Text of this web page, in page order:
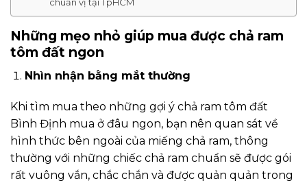
Những mẹo nhỏ giúp mua được chả ram
tôm đất ngon
Nhìn nhận bằng mắt thường
Khi tìm mua theo những gợi ý chả ram tôm đất
Bình Định mua ở đâu ngon, bạn nên quan sát về
hình thức bên ngoài của miếng chả ram, thông
thường với những chiếc chả ram chuẩn sẽ được gói
rất vuông vắn, chắc chắn và được quản quản trong